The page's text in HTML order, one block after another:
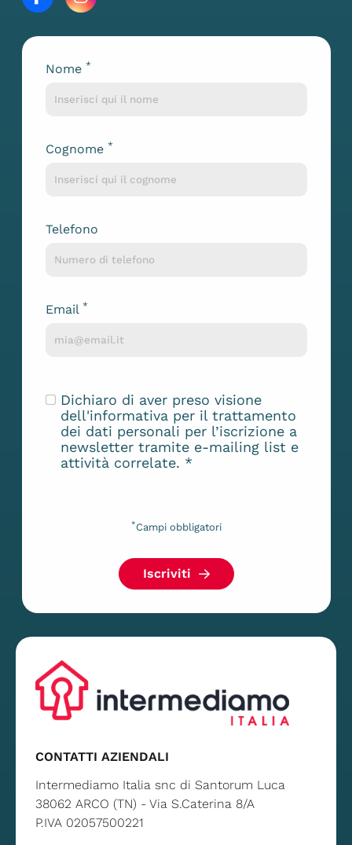
Lascia questo campo vuoto
Nome *
Cognome *
Telefono
Email *
Dichiaro di aver preso visione
dell'informativa per il trattamento
dei dati personali per l’iscrizione a
newsletter tramite e-mailing list e
attività correlate. *
*Campi obbligatori
Iscriviti
CONTATTI AZIENDALI
Intermediamo Italia snc di Santorum Luca
38062 ARCO (TN) - Via S.Caterina 8/A
P.IVA 02057500221